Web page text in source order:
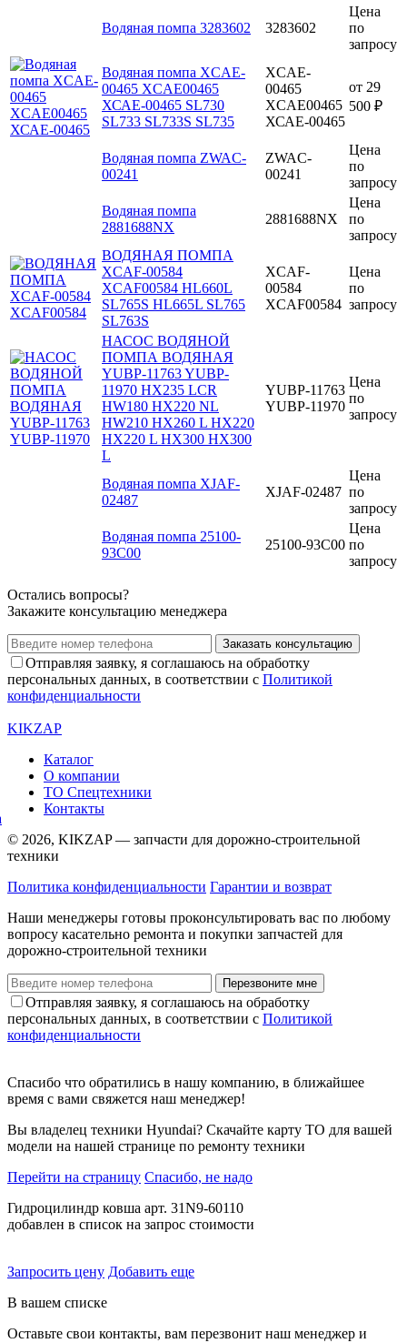
Водяная помпа 3283602 3283602
Цена
по
запросу
Водяная помпа XCAE-
00465 XCAE00465
ХСАЕ-00465 SL730
SL733 SL733S SL735
XCAE-
00465
XCAE00465
ХСАЕ-00465
от 29
500 ₽
Водяная помпа ZWAC-
00241
ZWAC-
00241
Цена
по
запросу
Водяная помпа
2881688NX
2881688NX
Цена
по
запросу
ВОДЯНАЯ ПОМПА
XCAF-00584
XCAF00584 HL660L
SL765S HL665L SL765
SL763S
XCAF-
00584
XCAF00584
Цена
по
запросу
НАСОС ВОДЯНОЙ
ПОМПА ВОДЯНАЯ
YUBP-11763 YUBP-
11970 HX235 LCR
HW180 HX220 NL
HW210 HX260 L HX220
HX220 L HX300 HX300
L
YUBP-11763
YUBP-11970
Цена
по
запросу
Водяная помпа XJAF-
02487
XJAF-02487
Цена
по
запросу
Водяная помпа 25100-
93C00
25100-93C00
Цена
по
запросу
Остались вопросы?
Закажите консультацию менеджера
Заказать консультацию
Отправляя заявку, я соглашаюсь на обработку
персональных данных, в соответствии с Политикой
конфиденциальности
KIKZAP
Каталог
О компании
ТО Спецтехники
Контакты
© 2026, KIKZAP — запчасти для дорожно-строительной
техники
Политика конфиденциальности Гарантии и возврат
Наши менеджеры готовы проконсультировать вас по любому
вопросу касательно ремонта и покупки запчастей для
дорожно-строительной техники
Перезвоните мне
Отправляя заявку, я соглашаюсь на обработку
персональных данных, в соответствии с Политикой
конфиденциальности
Спасибо что обратились в нашу компанию, в ближайшее
время с вами свяжется наш менеджер!
Вы владелец техники Hyundai? Скачайте карту ТО для вашей
модели на нашей странице по ремонту техники
Перейти на страницу Спасибо, не надо
Гидроцилиндр ковша арт. 31N9-60110
добавлен в список на запрос стоимости
Запросить цену Добавить еще
В вашем списке
Оставьте свои контакты, вам перезвонит наш менеджер и